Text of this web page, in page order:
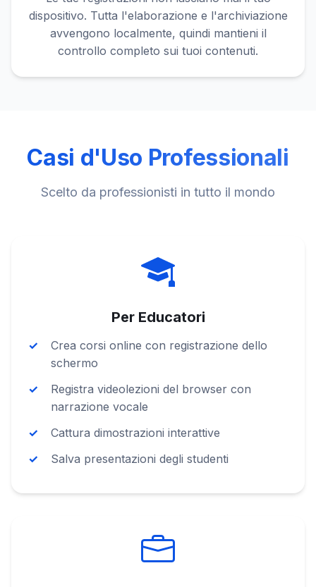
dispositivo. Tutta l'elaborazione e l'archiviazione
avvengono localmente, quindi mantieni il
controllo completo sui tuoi contenuti.
Casi d'Uso Professionali
Scelto da professionisti in tutto il mondo
Per Educatori
Crea corsi online con registrazione dello
schermo
Registra videolezioni del browser con
narrazione vocale
Cattura dimostrazioni interattive
Salva presentazioni degli studenti